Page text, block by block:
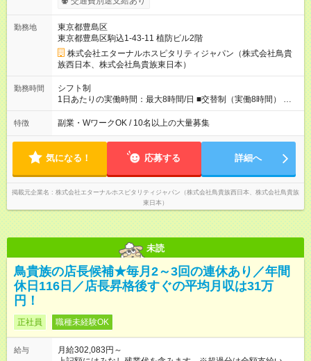
／月 定額深夜手当（60時間、2万738円～）含む。 それぞれ
未経験スタートのメンバーも多いです。 ◎上司との距離が近
く、困ったことがあってもマネージャーにすぐ相談できます。
◎女性活躍中！女性管理職登用実績あり！ ◎月1回エリア会議あ
り。社長が直接、目標や方針を発表します。 ⇒各店舗の好事例
を知れるなど、刺激がたくさん 【試用期間】試用期間なし
勤務地
東京都豊島区
東京都豊島区駒込1-43-11 植防ビル2階
株式会社エターナルホスピタリティジャパン（株式会社鳥貴
族西日本、株式会社鳥貴族東日本）
勤務時間
シフト制
1日あたりの実働時間：最大8時間/日 ■交替制（実働8時間） ▼
シフト例 ○16：00～翌2：00 ○20：00～翌6：00 ※営業時間は店
舗による。 ＜無断残業は絶対禁止！＞ どうしても必要な時は、
すが、これをゼロにするのが目標の一つです。
特徴 副業・WワークOK / 10名以上の大量募集
気になる！ 応募する 詳細へ
掲載元企業名
株式会社エターナルホスピタリティジャパン（株式会社鳥貴族西日本、株式会社鳥貴族
東日本）
未読
鳥貴族の店長候補★毎月2～3回の連休あり／年間
休日116日／店長昇格後すぐの平均月収は31万
円！
正社員 職種未経験OK
給与
月給302,083円～